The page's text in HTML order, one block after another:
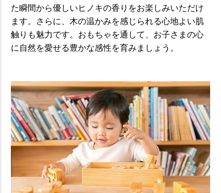
た瞬間から優しいヒノキの香りをお楽しみいただけ
ます。さらに、木の温かみを感じられる心地よい肌
触りも魅力です。おもちゃを通して、お子さまの心
に自然を愛せる豊かな感性を育みましょう。